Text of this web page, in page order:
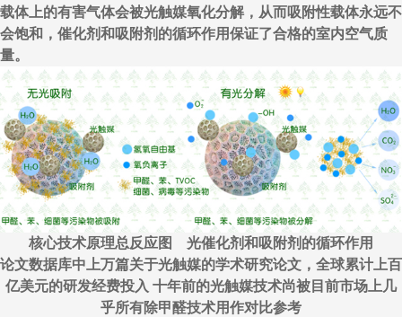
载体上的有害气体会被光触媒氧化分解，从而吸附性载体永远不
会饱和，催化剂和吸附剂的循环作用保证了合格的室内空气质
量。
核心技术原理总反应图 光催化剂和吸附剂的循环作用
论文数据库中上万篇关于光触媒的学术研究论文，全球累计上百
亿美元的研发经费投入 十年前的光触媒技术尚被目前市场上几
乎所有除甲醛技术用作对比参考